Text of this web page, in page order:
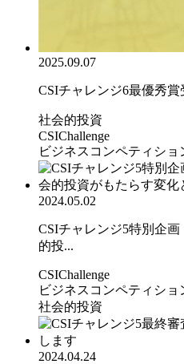
2025.09.07
CSIチャレンジ6最優秀賞
社会的投資
CSIChallenge
ビジネスコンペティショ
2024.05.02
CSIチャレンジ5特別企
的投...
CSIChallenge
ビジネスコンペティショ
社会的投資
2024.04.24